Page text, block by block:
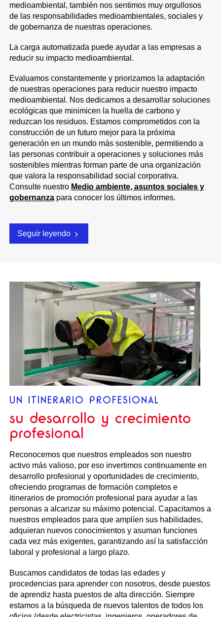
medioambiental, también nos sentimos muy orgullosos
de las responsabilidades medioambientales, sociales y
de gobernanza de nuestras operaciones.
La carga automatizada puede ayudar a las empresas a
reducir su impacto medioambiental.
Evaluamos constantemente y priorizamos la adaptación
de nuestras operaciones para reducir nuestro impacto
medioambiental. Nos dedicamos a desarrollar soluciones
ecológicas que minimicen la huella de carbono y
reduzcan los residuos. Estamos comprometidos con la
construcción de un futuro mejor para la próxima
generación en un mundo más sostenible, permitiendo a
las personas contribuir a operaciones y soluciones más
sostenibles mientras forman parte de una organización
que valora la responsabilidad social corporativa.
Consulte nuestro Medio ambiente, asuntos sociales y
gobernanza para conocer los últimos informes.
Seguir leyendo
UN ITINERARIO PROFESIONAL
su desarrollo y crecimiento
profesional
Reconocemos que nuestros empleados son nuestro
activo más valioso, por eso invertimos continuamente en
desarrollo profesional y oportunidades de crecimiento,
ofreciendo programas de formación completos e
itinerarios de promoción profesional para ayudar a las
personas a alcanzar su máximo potencial. Capacitamos a
nuestros empleados para que amplíen sus habilidades,
adquieran nuevos conocimientos y asuman funciones
cada vez más exigentes, garantizando así la satisfacción
laboral y profesional a largo plazo.
Buscamos candidatos de todas las edades y
procedencias para aprender con nosotros, desde puestos
de aprendiz hasta puestos de alta dirección. Siempre
estamos a la búsqueda de nuevos talentos de todos los